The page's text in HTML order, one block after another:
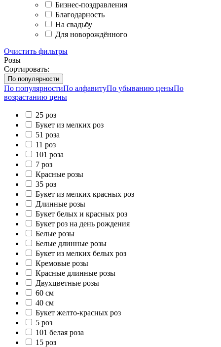
Бизнес-поздравления
Благодарность
На свадьбу
Для новорождённого
Очистить фильтры
Розы
Сортировать:
По популярности
По популярностиПо алфавитуПо убыванию ценыПо
возрастанию цены
25 роз
Букет из мелких роз
51 роза
11 роз
101 роза
7 роз
Красные розы
35 роз
Букет из мелких красных роз
Длинные розы
Букет белых и красных роз
Букет роз на день рождения
Белые розы
Белые длинные розы
Букет из мелких белых роз
Кремовые розы
Красные длинные розы
Двухцветные розы
60 см
40 см
Букет желто-красных роз
5 роз
101 белая роза
15 роз